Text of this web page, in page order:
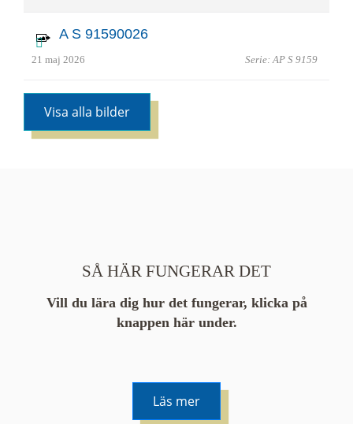
A S 91590026
21 maj 2026 Serie: AP S 9159
Visa alla bilder
SÅ HÄR FUNGERAR DET
Vill du lära dig hur det fungerar, klicka på
knappen här under.
Läs mer